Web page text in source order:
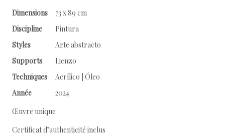
Dimensions
73 x 89 cm
Discipline
Pintura
Styles
Arte abstracto
Supports
Lienzo
Techniques
Acrílico | Óleo
Année
2024
Œuvre unique
Certificat d’authenticité inclus